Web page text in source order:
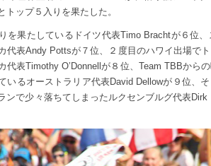
トップ５入りを果たした。
を果たしているドイツ代表Timo Brachtが６位
代表Andy Pottsが７位、２度目のハワイ出場で
代表Timothy O’Donnellが８位、Team TBBから
いるオーストラリア代表David Dellowが９位、
ンで少々落ちてしまったルクセンブルグ代表